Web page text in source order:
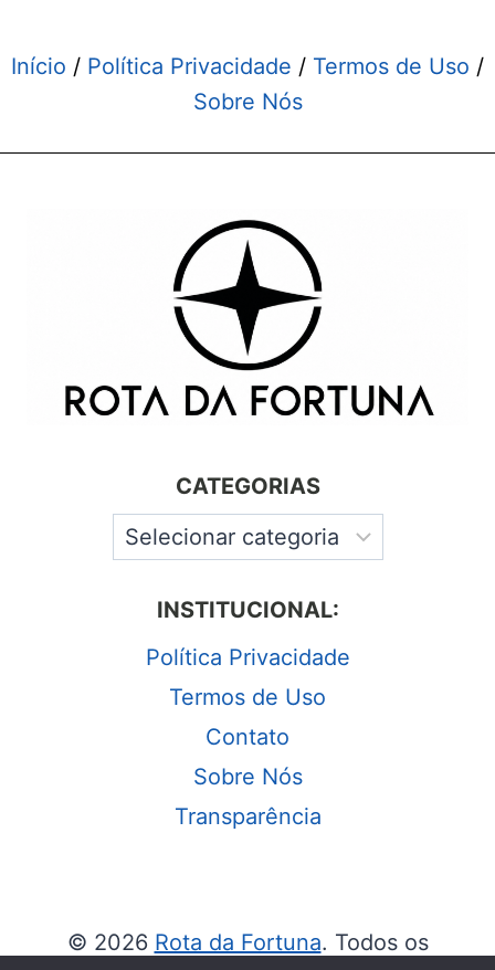
Início / Política Privacidade / Termos de Uso /
Sobre Nós
CATEGORIAS
INSTITUCIONAL:
Política Privacidade
Termos de Uso
Contato
Sobre Nós
Transparência
© 2026 Rota da Fortuna. Todos os